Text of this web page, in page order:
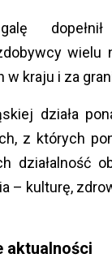
wielu
w kraju i za
działa
z których
działalność
– kulturę,
aktualności